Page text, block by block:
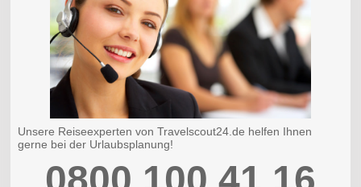
Unsere Reiseexperten von Travelscout24.de helfen Ihnen
gerne bei der Urlaubsplanung!